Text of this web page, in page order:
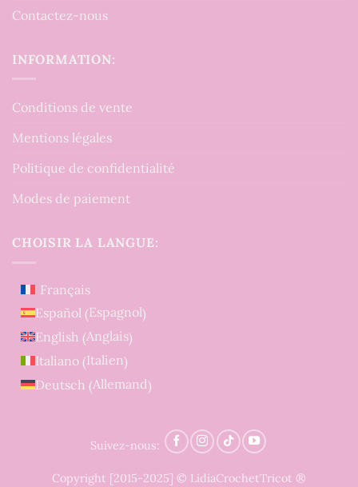
Contactez-nous
INFORMATION:
Conditions de vente
Mentions légales
Politique de confidentialité
Modes de paiement
CHOISIR LA LANGUE:
Français
Español (Espagnol)
English (Anglais)
Italiano (Italien)
Deutsch (Allemand)
Suivez-nous:
Copyright [2015-2025] © LidiaCrochetTricot ®